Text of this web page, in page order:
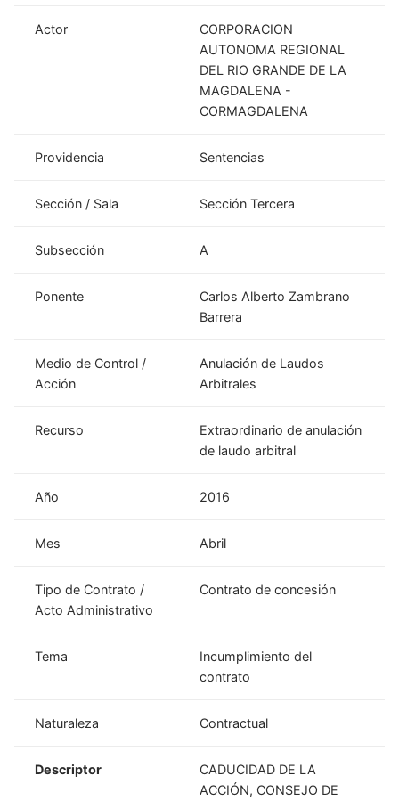
Actor
CORPORACION
AUTONOMA REGIONAL
DEL RIO GRANDE DE LA
MAGDALENA -
CORMAGDALENA
Providencia Sentencias
Sección / Sala Sección Tercera
Subsección A
Ponente
Carlos Alberto Zambrano
Barrera
Medio de Control /
Acción
Anulación de Laudos
Arbitrales
Recurso
Extraordinario de anulación
de laudo arbitral
Año 2016
Mes Abril
Tipo de Contrato /
Acto Administrativo
Contrato de concesión
Tema
Incumplimiento del
contrato
Naturaleza Contractual
Descriptor
CADUCIDAD DE LA
ACCIÓN, CONSEJO DE